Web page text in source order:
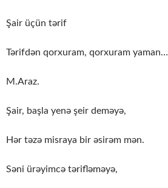
Şair üçün tərif
Tərifdən qorxuram, qorxuram yaman…
M.Araz.
Şair, başla yenə şeir deməyə,
Hər təzə misraya bir əsirəm mən.
Səni ürəyimcə tərifləməyə,